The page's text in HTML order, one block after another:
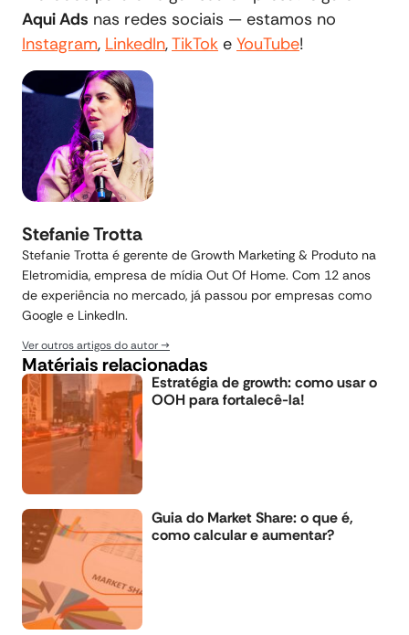
Aqui Ads nas redes sociais — estamos no
Instagram, LinkedIn,TikTok e YouTube!
Stefanie Trotta
Stefanie Trotta é gerente de Growth Marketing & Produto na
Eletromidia, empresa de mídia Out Of Home. Com 12 anos
de experiência no mercado, já passou por empresas como
Google e LinkedIn.
Ver outros artigos do autor
Matériais relacionadas
Estratégia de growth: como usar o
OOH para fortalecê-la!
Guia do Market Share: o que é,
como calcular e aumentar?